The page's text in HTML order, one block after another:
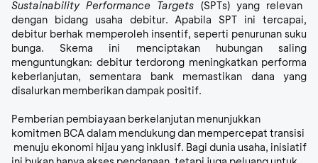
Sustainability Performance Targets (SPTs) yang relevan
dengan bidang usaha debitur.Apabila SPT ini tercapai,
debitur berhak memperoleh insentif, seperti penurunan suku
bunga. Skema ini menciptakan hubungan saling
menguntungkan: debitur terdorong meningkatkan performa
keberlanjutan, sementara bank memastikan dana yang
disalurkan memberikan dampak positif.
Pemberian pembiayaan berkelanjutan menunjukkan
komitmen BCA dalam mendukung dan mempercepat transisi
menuju ekonomi hijau yang inklusif. Bagi dunia usaha, inisiatif